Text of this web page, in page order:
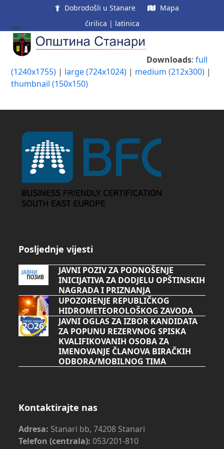
content
Dobrodošli u Stanare
Mapa
ćirilica | latinica
Open
mobile
menu
Close
mobile
menu
Downloads: full
(1240x1755) | large (724x1024) | medium (212x300) |
thumbnail (150x150)
Posljednje vijesti
JAVNI POZIV ZA PODNOŠENJE
INICIJATIVA ZA DODJELU OPŠTINSKIH
NAGRADA I PRIZNANJA
UPOZORENJE REPUBLIČKOG
HIDROMETEOROLOŠKOG ZAVODA
JAVNI OGLAS ZA IZBOR KANDIDATA
ZA POPUNU REZERVNOG SPISKA
KVALIFIKOVANIH OSOBA ZA
IMENOVANJE ČLANOVA BIRAČKIH
ODBORA/MOBILNOG TIMA
Kontaktirajte nas
Adresa: Stanari bb, 74208 Stanari
Telefon (centrala): 053/201-810